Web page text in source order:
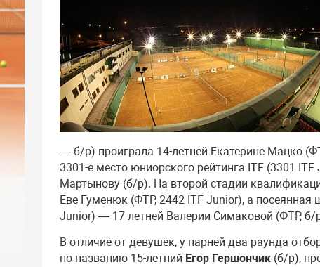
— б/р) проиграла 14-летней Екатерине Мацко
3301-е место юниорского рейтинга ITF (3301
Мартынову (б/р). На второй стадии
Еве Гуменюк (ФТР, 2442 ITF Junior), а посеянная
Junior) — 17-летней Валерии Симаковой (ФТР, б/
В отличие от девушек, у парней два раунда
по названию 15-летний Егор Гершончик (б/р),